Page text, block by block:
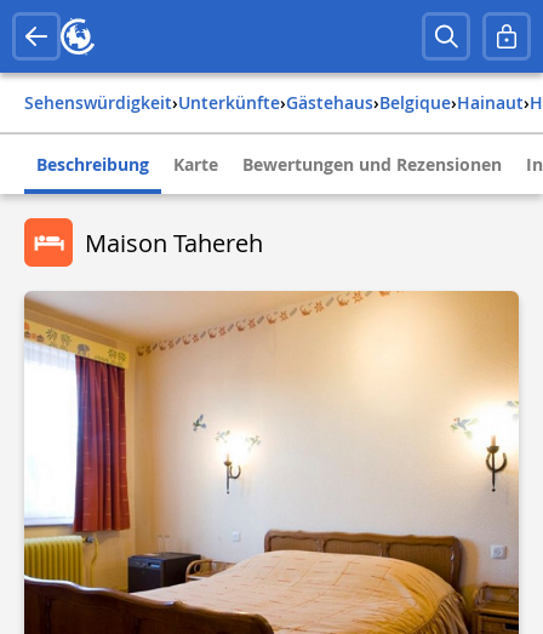
Sehenswürdigkeit› Unterkünfte› Gästehaus› belgique› hainaut›
Beschreibung Karte Bewertungen und Rezensionen
Maison Tahereh